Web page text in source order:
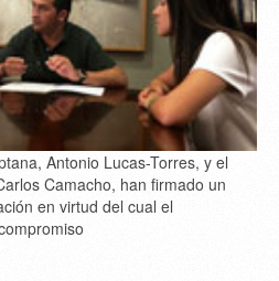
Antonio Lucas-Torres, y el
Camacho, han firmado un
en virtud del cual el